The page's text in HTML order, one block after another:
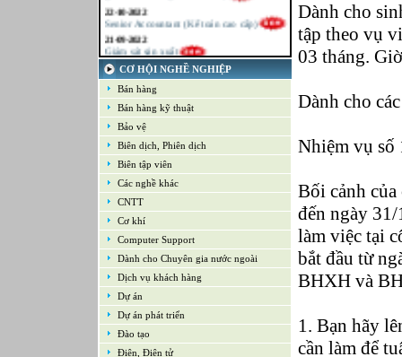
22-10-2022
Senior Accountant (Kế toán cao cấp)
21-09-2022
Giám sát sản xuất
21-09-2022
Kế toán tổng hợp – Thuế
16-09-2022
Nhân viên cao cấp NPD - Phát triển sản
phẩm mới
16-09-2022
Giám sát Mua hàng
16-09-2022
Chuyên viên CNTT /Bộ phận Hỗ trợ & Hệ
thống
16-09-2022
Trưởng bộ phận Kho
CƠ HỘI NGHỀ NGHIỆP
Bán hàng
Bán hàng kỹ thuật
Bảo vệ
Biên dịch, Phiên dịch
Biên tập viên
Các nghề khác
CNTT
Cơ khí
Computer Support
Dành cho Chuyên gia nước ngoài
Dịch vụ khách hàng
Dự án
Dự án phát triển
Đào tạo
Điện, Điện tử
Dành cho
tập theo vụ
03 tháng.
Dành cho
Nhiệm vụ số
Bối cảnh
đến ngày
làm việc tại
bắt đầu từ
BHXH và
1. Bạn hãy
cần làm để